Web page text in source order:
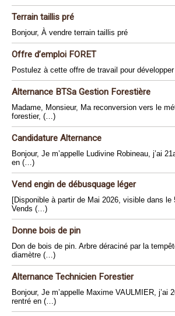
Terrain taillis pré
Bonjour, À vendre terrain taillis pré
Offre d’emploi FORET
Postulez à cette offre de travail pour
Alternance BTSa Gestion Forestière
Madame, Monsieur, Ma reconversion vers le
forestier, (…)
Candidature Alternance
Bonjour, Je m’appelle Ludivine Robineau, j’ai
en (…)
Vend engin de débusquage léger
[Disponible à partir de Mai 2026, visible dans le
Vends (…)
Donne bois de pin
Don de bois de pin. Arbre déraciné par la
diamètre (…)
Alternance Technicien Forestier
Bonjour, Je m’appelle Maxime VAULMIER, j’ai
rentré en (…)